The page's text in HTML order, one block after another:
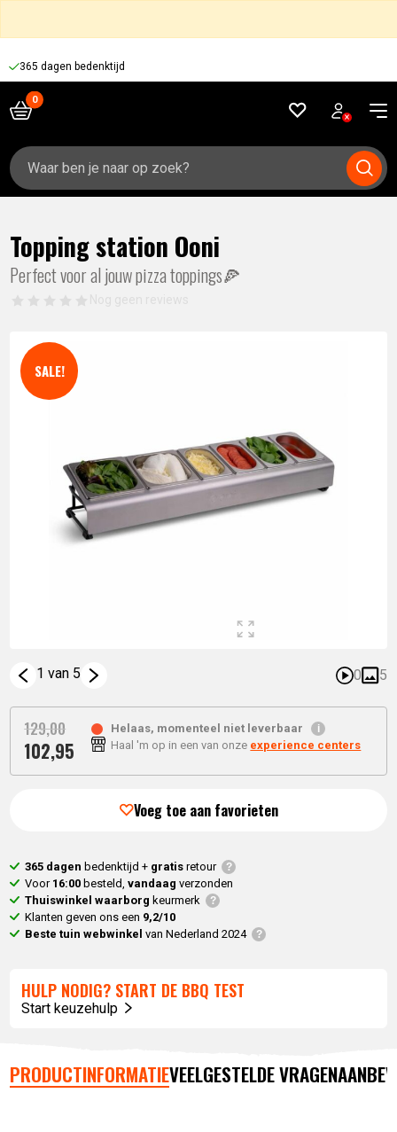
365 dagen bedenktijd
Zoeken
naar:
Topping station Ooni
Perfect voor al jouw pizza toppings🍕
1 van 5 0 5
SALE!
129,00
Oorspronkelijke
prijs
102,95
Huidige
102,95.
Helaas, momenteel niet leverbaar
Haal 'm op in een van onze experience centers
Voeg toe aan favorieten
365 dagen bedenktijd + gratisretour
Voor 16:00 besteld,vandaag verzonden
Thuiswinkel waarborg keurmerk
Klanten geven ons een 9,2/10
Beste tuin webwinkel van Nederland 2024
HULP NODIG? START DE BBQ TEST
Start keuzehulp
PRODUCTINFORMATIEVEELGESTELDE VRAGEN